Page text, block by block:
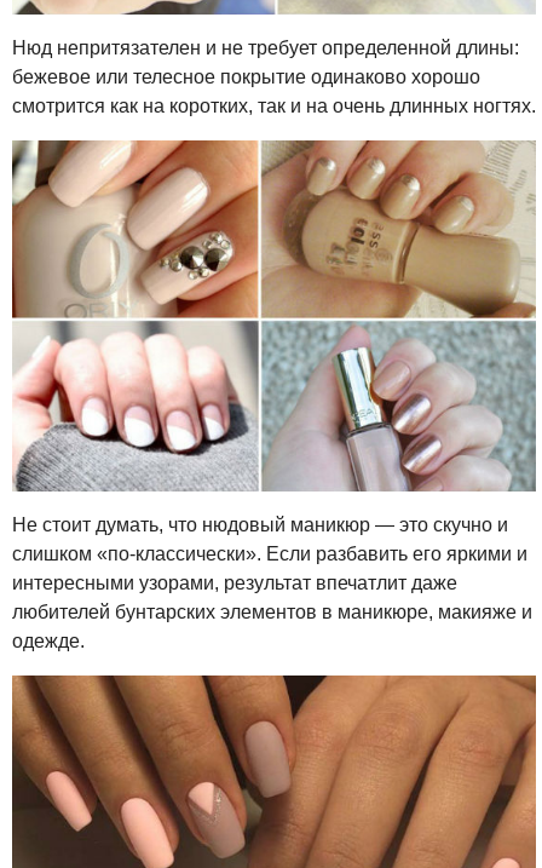
Нюд непритязателен и не требует определенной длины:
бежевое или телесное покрытие одинаково хорошо
смотрится как на коротких, так и на очень длинных ногтях.
Не стоит думать, что нюдовый маникюр — это скучно и
слишком «по-классически». Если разбавить его яркими и
интересными узорами, результат впечатлит даже
любителей бунтарских элементов в маникюре, макияже и
одежде.